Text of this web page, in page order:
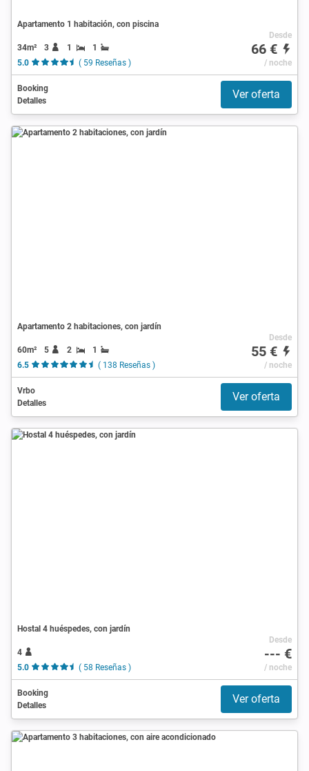
Apartamento 1 habitación, con piscina
34m² 3 1
1
5.0
( 59 Reseñas )
Desde
66 €
/ noche
Booking
Detalles
Ver oferta
Apartamento 2 habitaciones, con jardín
60m² 5 2
1
6.5
( 138 Reseñas )
Desde
55 €
/ noche
Vrbo
Detalles
Ver oferta
Hostal 4 huéspedes, con jardín
4
5.0
( 58 Reseñas )
Desde
--- €
/ noche
Booking
Detalles
Ver oferta